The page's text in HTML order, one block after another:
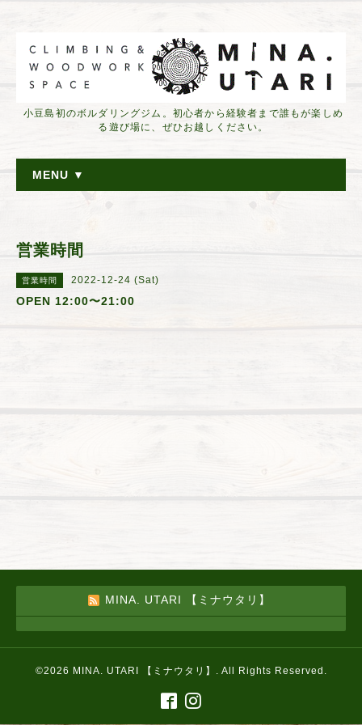
小豆島初のボルダリングジム。初心者から経験者まで誰もが楽しめ
る遊び場に、ぜひお越しください。
MENU ▼
営業時間
営業時間 2022-12-24 (Sat)
OPEN 12:00〜21:00
MINA. UTARI 【ミナウタリ】
©2026 MINA. UTARI 【ミナウタリ】 . All Rights Reserved.